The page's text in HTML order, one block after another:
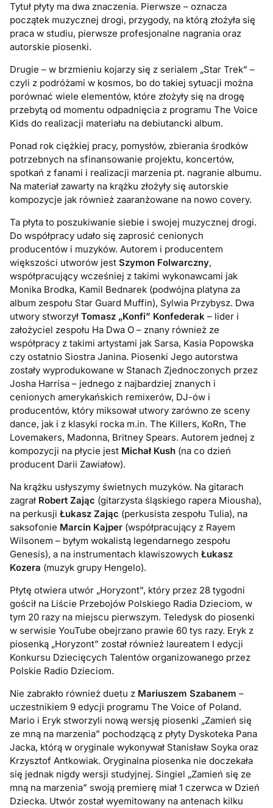
Tytuł płyty ma dwa znaczenia. Pierwsze – oznacza
początek muzycznej drogi, przygody, na którą złożyła się
praca w studiu, pierwsze profesjonalne nagrania oraz
autorskie piosenki.
Drugie – w brzmieniu kojarzy się z serialem „Star Trek” –
czyli z podróżami w kosmos, bo do takiej sytuacji można
porównać wiele elementów, które złożyły się na drogę
przebytą od momentu odpadnięcia z programu The Voice
Kids do realizacji materiału na debiutancki album.
Ponad rok ciężkiej pracy, pomysłów, zbierania środków
potrzebnych na sfinansowanie projektu, koncertów,
spotkań z fanami i realizacji marzenia pt. nagranie albumu.
Na materiał zawarty na krążku złożyły się autorskie
kompozycje jak również zaaranżowane na nowo covery.
Ta płyta to poszukiwanie siebie i swojej muzycznej drogi.
Do współpracy udało się zaprosić cenionych
producentów i muzyków. Autorem i producentem
większości utworów jestSzymon Folwarczny,
współpracujący wcześniej z takimi wykonawcami jak
Monika Brodka, Kamil Bednarek (podwójna platyna za
album zespołu Star Guard Muffin), Sylwia Przybysz. Dwa
utwory stworzyłTomasz „Konfi” Konfederak – lider i
założyciel zespołu Ha Dwa O – znany również ze
współpracy z takimi artystami jak Sarsa, Kasia Popowska
czy ostatnio Siostra Janina. Piosenki Jego autorstwa
zostały wyprodukowane w Stanach Zjednoczonych przez
Josha Harrisa – jednego z najbardziej znanych i
cenionych amerykańskich remixerów, DJ-ów i
producentów, który miksował utwory zarówno ze sceny
dance, jak i z klasyki rocka m.in. The Killers, KoRn, The
Lovemakers, Madonna, Britney Spears. Autorem jednej z
kompozycji na płycie jest Michał Kush (na co dzień
producent Darii Zawiałow).
Na krążku usłyszymy świetnych muzyków. Na gitarach
zagrał Robert Zając (gitarzysta śląskiego rapera Miousha),
na perkusjiŁukasz Zając (perkusista zespołu Tulia), na
saksofonie Marcin Kajper (współpracujący z Rayem
Wilsonem – byłym wokalistą legendarnego zespołu
Genesis), a na instrumentach klawiszowych Łukasz
Kozera (muzyk grupy Hengelo).
Płytę otwiera utwór „Horyzont”, który przez 28 tygodni
gościł na Liście Przebojów Polskiego Radia Dzieciom, w
tym 20 razy na miejscu pierwszym. Teledysk do piosenki
w serwisie YouTube obejrzano prawie 60 tys razy. Eryk z
piosenką „Horyzont” został również laureatem I edycji
Konkursu Dziecięcych Talentów organizowanego przez
Polskie Radio Dzieciom.
Nie zabrakło również duetu z Mariuszem Szabanem –
uczestnikiem 9 edycji programu The Voice of Poland.
Mario i Eryk stworzyli nową wersję piosenki „Zamień się
ze mną na marzenia” pochodzącą z płyty Dyskoteka Pana
Jacka, którą w oryginale wykonywał Stanisław Soyka oraz
Krzysztof Antkowiak. Oryginalna piosenka nie doczekała
się jednak nigdy wersji studyjnej. Singiel „Zamień się ze
mną na marzenia” swoją premierę miał 1 czerwca w Dzień
Dziecka. Utwór został wyemitowany na antenach kilku